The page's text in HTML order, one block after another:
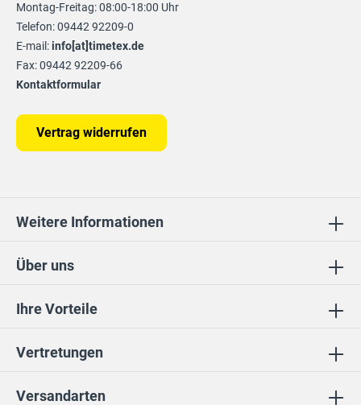
Ihre Vorteile
Vertretungen
Über uns
Montag-Freitag: 08:00-18:00 Uhr
Telefon: 09442 92209-0
E-mail:info[at]timetex.de
Fax: 09442 92209-66
Kontaktformular
Vertrag widerrufen
Weitere Informationen
Versandarten